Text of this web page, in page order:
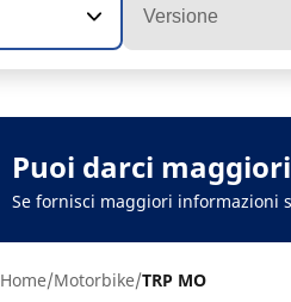
Versione
Puoi darci
Se fornisci maggiori informazioni
Home Motorbike TRP MO